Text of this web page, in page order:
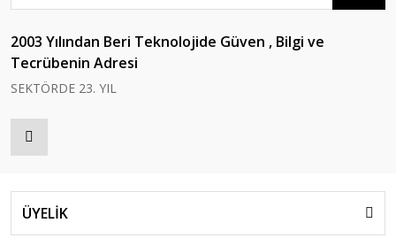
2003 Yılından Beri Teknolojide Güven , Bilgi ve
Tecrübenin Adresi
SEKTÖRDE 23. YIL
ÜYELİK